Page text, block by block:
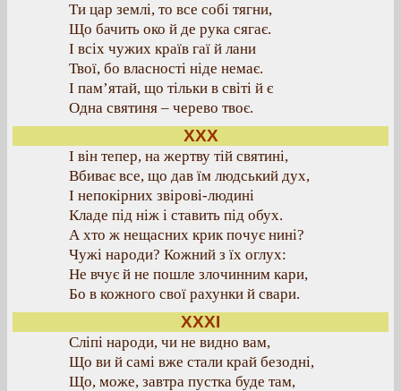
Ти цар землі, то все собі тягни,
Що бачить око й де рука сягає.
І всіх чужих країв гаї й лани
Твої, бо власності ніде немає.
І пам’ятай, що тільки в світі й є
Одна святиня – черево твоє.
XXX
І він тепер, на жертву тій святині,
Вбиває все, що дав їм людський дух,
І непокірних звірові-людині
Кладе під ніж і ставить під обух.
А хто ж нещасних крик почує нині?
Чужі народи? Кожний з їх оглух:
Не вчує й не пошле злочинним кари,
Бо в кожного свої рахунки й свари.
XXXI
Сліпі народи, чи не видно вам,
Що ви й самі вже стали край безодні,
Що, може, завтра пустка буде там,